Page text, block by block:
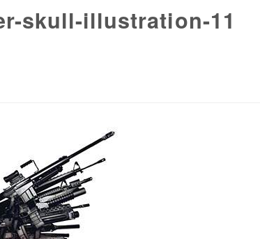
skull-illustration-11